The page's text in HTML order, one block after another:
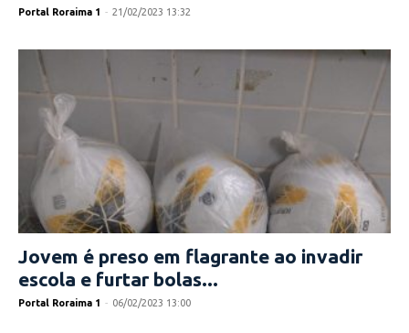
Portal Roraima 1 - 21/02/2023 13:32
Jovem é preso em flagrante ao invadir
escola e furtar bolas...
Portal Roraima 1 - 06/02/2023 13:00